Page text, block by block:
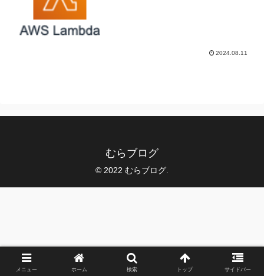
2024.08.11
むらブログ
© 2022 むらブログ.
メニュー ホーム 検索 トップ サイドバー